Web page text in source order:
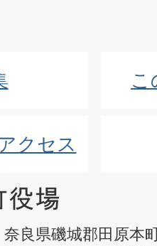
こ
クセス
良県磯城郡田原本